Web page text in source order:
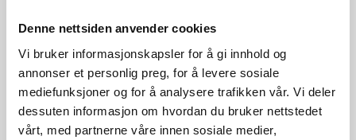
Denne nettsiden anvender cookies
Vi bruker informasjonskapsler for å gi innhold og
annonser et personlig preg, for å levere sosiale
mediefunksjoner og for å analysere trafikken vår. Vi deler
dessuten informasjon om hvordan du bruker nettstedet
vårt, med partnerne våre innen sosiale medier,
indre organer.
Les mer ...